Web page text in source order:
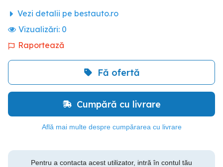
Vezi detalii pe bestauto.ro
Vizualizări: 0
Raportează
Fă ofertă
Cumpără cu livrare
Află mai multe despre cumpărarea cu livrare
Pentru a contacta acest utilizator, intră în contul tău